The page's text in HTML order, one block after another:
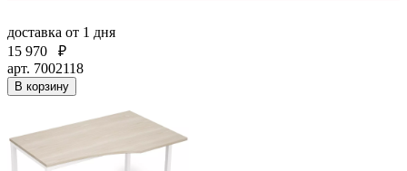
доставка от 1 дня
15 970
₽
арт. 7002118
В корзину